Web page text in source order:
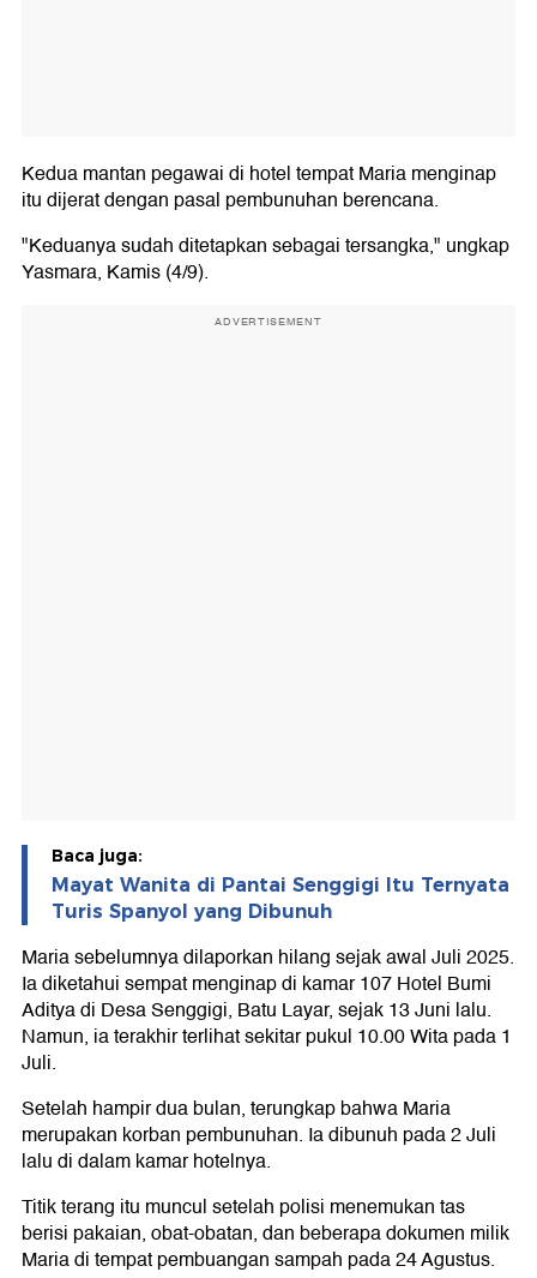
Kedua mantan pegawai di hotel tempat Maria menginap
itu dijerat dengan pasal pembunuhan berencana.
"Keduanya sudah ditetapkan sebagai tersangka," ungkap
Yasmara, Kamis (4/9).
ADVERTISEMENT
Baca juga:
Mayat Wanita di Pantai Senggigi Itu Ternyata
Turis Spanyol yang Dibunuh
Maria sebelumnya dilaporkan hilang sejak awal Juli 2025.
Ia diketahui sempat menginap di kamar 107 Hotel Bumi
Aditya di Desa Senggigi, Batu Layar, sejak 13 Juni lalu.
Namun, ia terakhir terlihat sekitar pukul 10.00 Wita pada 1
Juli.
Setelah hampir dua bulan, terungkap bahwa Maria
merupakan korban pembunuhan. Ia dibunuh pada 2 Juli
lalu di dalam kamar hotelnya.
Titik terang itu muncul setelah polisi menemukan tas
berisi pakaian, obat-obatan, dan beberapa dokumen milik
Maria di tempat pembuangan sampah pada 24 Agustus.